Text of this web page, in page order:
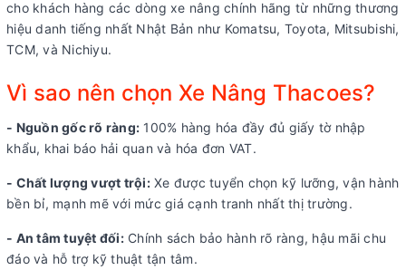
cho khách hàng các dòng xe nâng chính hãng từ những thương
hiệu danh tiếng nhất Nhật Bản như Komatsu, Toyota, Mitsubishi,
TCM, và Nichiyu.
Vì sao nên chọn Xe Nâng Thacoes?
- Nguồn gốc rõ ràng: 100% hàng hóa đầy đủ giấy tờ nhập
khẩu, khai báo hải quan và hóa đơn VAT.
- Chất lượng vượt trội:Xe được tuyển chọn kỹ lưỡng, vận hành
bền bỉ, mạnh mẽ với mức giá cạnh tranh nhất thị trường.
- An tâm tuyệt đối:Chính sách bảo hành rõ ràng, hậu mãi chu
đáo và hỗ trợ kỹ thuật tận tâm.